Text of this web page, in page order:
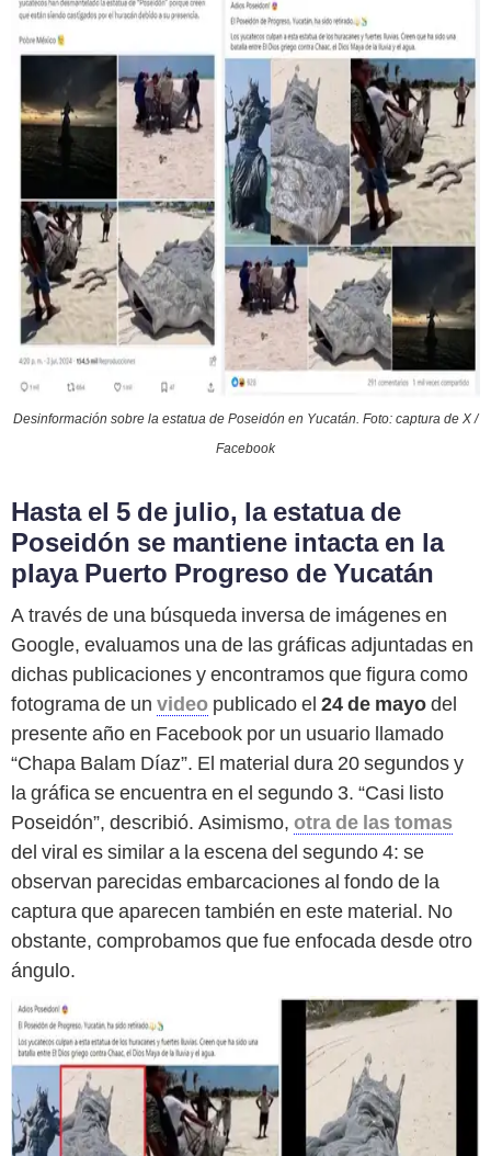
Desinformación sobre la estatua de Poseidón en Yucatán. Foto: captura de X /
Facebook
Hasta el 5 de julio, la estatua de
Poseidón se mantiene intacta en la
playa Puerto Progreso de Yucatán
A través de una búsqueda inversa de imágenes en
Google, evaluamos una de las gráficas adjuntadas en
dichas publicaciones y encontramos que figura como
fotograma de un video publicado el 24 de mayodel
presente año en Facebook por un usuario llamado
“Chapa Balam Díaz”. El material dura 20 segundos y
la gráfica se encuentra en el segundo 3. “Casi listo
Poseidón”, describió. Asimismo, otra de las tomas
del viral es similar a la escena del segundo 4: se
observan parecidas embarcaciones al fondo de la
captura que aparecen también en este material. No
obstante, comprobamos que fue enfocada desde otro
ángulo.